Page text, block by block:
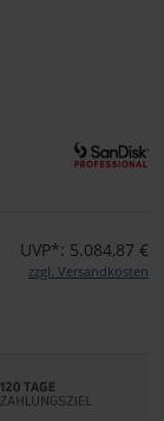
UVP*: 5.084,87 €
zzgl. Versandkosten